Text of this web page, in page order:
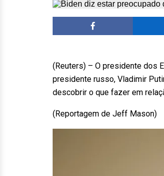
(Reuters) – O presidente dos
presidente russo, Vladimir
descobrir o que fazer em
(Reportagem de Jeff Mason)